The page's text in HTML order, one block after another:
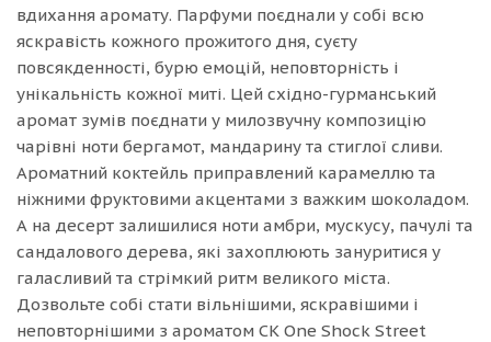
вдихання аромату. Парфуми поєднали у собі всю
яскравість кожного прожитого дня, суєту
повсякденності, бурю емоцій, неповторність і
унікальність кожної миті. Цей східно-гурманський
аромат зумів поєднати у милозвучну композицію
чарівні ноти бергамот, мандарину та стиглої сливи.
Ароматний коктейль приправлений карамеллю та
ніжними фруктовими акцентами з важким шоколадом.
А на десерт залишилися ноти амбри, мускусу, пачулі та
сандалового дерева, які захоплюють зануритися у
галасливий та стрімкий ритм великого міста.
Дозвольте собі стати вільнішими, яскравішими і
неповторнішими з ароматом CK One Shock Street